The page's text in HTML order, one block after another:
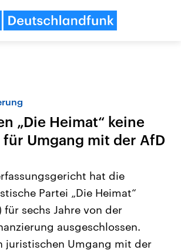
Anhalt
am 6.
neuen
Aktuelle Beiträge,
Hintergründe
Wirtschaftlich und
gehören die Vereinigten
„Die Heimat“ keine
für Umgang mit der AfD
hat die
Partei „Die Heimat“
für sechs Jahre von der
ausgeschlossen.
juristischen Umgang mit der